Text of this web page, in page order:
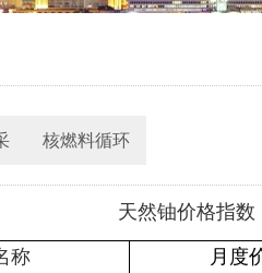
核燃料循环
天然铀价格指数
称
月度